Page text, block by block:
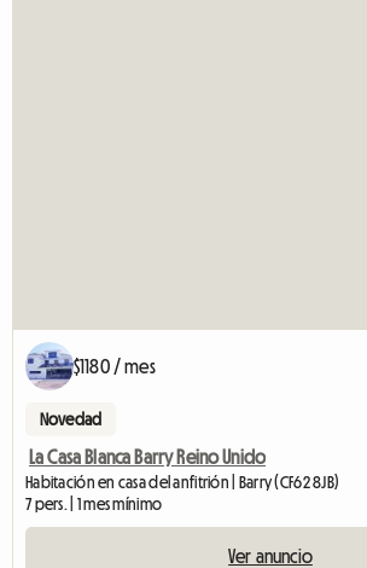
$1180 / mes
Novedad
La Casa Blanca Barry Reino Unido
Habitación en casa del anfitrión | Barry (CF62 8JB)
7 pers. | 1 mes mínimo
Ver anuncio